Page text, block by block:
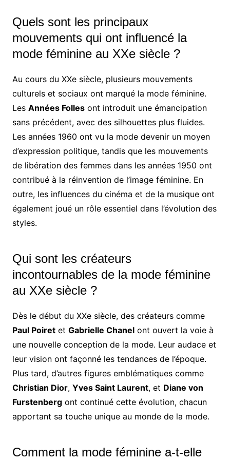
Quels sont les principaux
mouvements qui ont influencé la
mode féminine au XXe siècle ?
Au cours du XXe siècle, plusieurs mouvements
culturels et sociaux ont marqué la mode féminine.
Les Années Follesont introduit une émancipation
sans précédent, avec des silhouettes plus fluides.
Les années 1960 ont vu la mode devenir un moyen
d’expression politique, tandis que les mouvements
de libération des femmes dans les années 1950 ont
contribué à la réinvention de l’image féminine. En
outre, les influences du cinéma et de la musique ont
également joué un rôle essentiel dans l’évolution des
styles.
Qui sont les créateurs
incontournables de la mode féminine
au XXe siècle ?
Dès le début du XXe siècle, des créateurs comme
Paul Poiretet Gabrielle Chanelont ouvert la voie à
une nouvelle conception de la mode. Leur audace et
leur vision ont façonné les tendances de l’époque.
Plus tard, d’autres figures emblématiques comme
Christian Dior, Yves Saint Laurent, et Diane von
Furstenbergont continué cette évolution, chacun
apportant sa touche unique au monde de la mode.
Comment la mode féminine a-t-elle